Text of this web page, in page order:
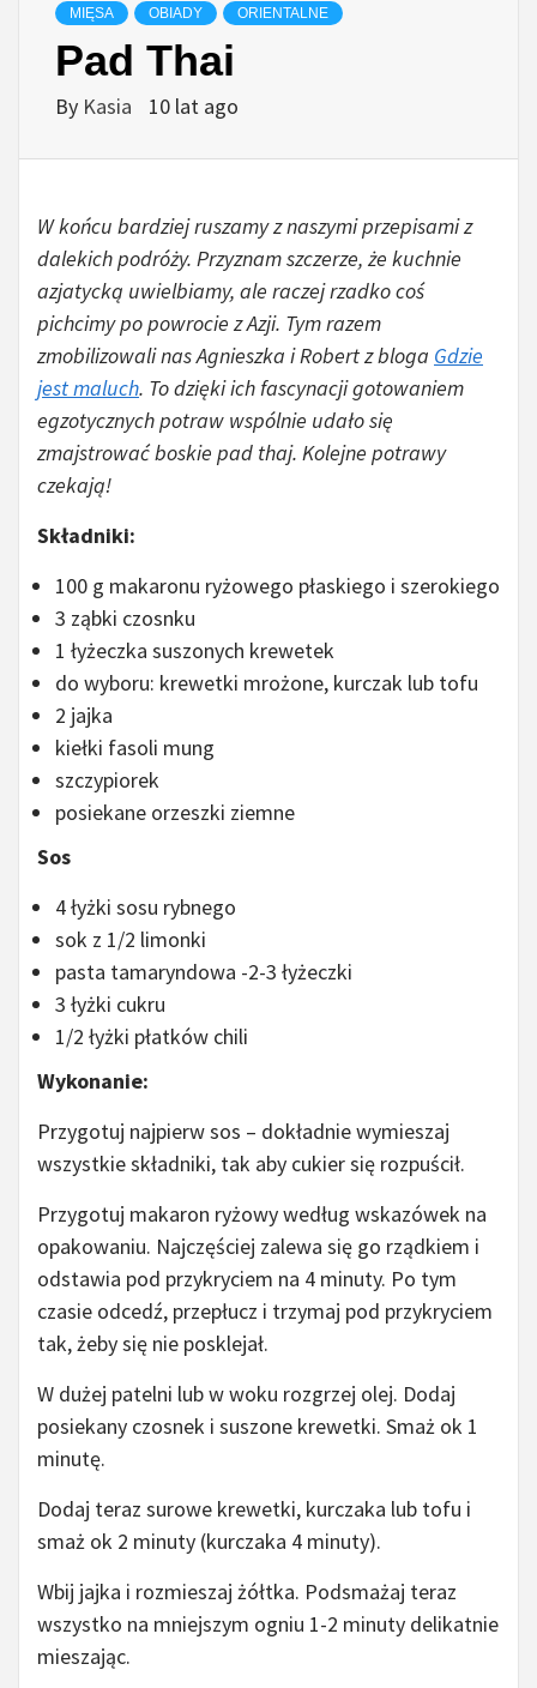
MIĘSA OBIADY ORIENTALNE
Pad Thai
By Kasia 10 lat ago
W końcu bardziej ruszamy z naszymi przepisami z
dalekich podróży. Przyznam szczerze, że kuchnie
azjatycką uwielbiamy, ale raczej rzadko coś
pichcimy po powrocie z Azji. Tym razem
zmobilizowali nas Agnieszka i Robert z bloga Gdzie
jest maluch. To dzięki ich fascynacji gotowaniem
egzotycznych potraw wspólnie udało się
zmajstrować boskie pad thaj. Kolejne potrawy
czekają!
Składniki:
100 g makaronu ryżowego płaskiego i szerokiego
3 ząbki czosnku
1 łyżeczka suszonych krewetek
do wyboru: krewetki mrożone, kurczak lub tofu
2 jajka
kiełki fasoli mung
szczypiorek
posiekane orzeszki ziemne
Sos
4 łyżki sosu rybnego
sok z 1/2 limonki
pasta tamaryndowa -2-3 łyżeczki
3 łyżki cukru
1/2 łyżki płatków chili
Wykonanie:
Przygotuj najpierw sos – dokładnie wymieszaj
wszystkie składniki, tak aby cukier się rozpuścił.
Przygotuj makaron ryżowy według wskazówek na
opakowaniu. Najczęściej zalewa się go rządkiem i
odstawia pod przykryciem na 4 minuty. Po tym
czasie odcedź, przepłucz i trzymaj pod przykryciem
tak, żeby się nie posklejał.
W dużej patelni lub w woku rozgrzej olej. Dodaj
posiekany czosnek i suszone krewetki. Smaż ok 1
minutę.
Dodaj teraz surowe krewetki, kurczaka lub tofu i
smaż ok 2 minuty (kurczaka 4 minuty).
Wbij jajka i rozmieszaj żółtka. Podsmażaj teraz
wszystko na mniejszym ogniu 1-2 minuty delikatnie
mieszając.